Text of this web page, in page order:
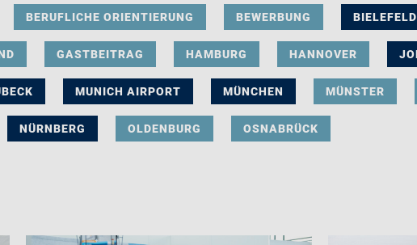
BERUFLICHE ORIENTIERUNG BEWERBUNG BIELEFELD
GASTBEITRAG HAMBURG HANNOVER
MUNICH AIRPORT MÜNCHEN MÜNSTER
NÜRNBERG OLDENBURG OSNABRÜCK